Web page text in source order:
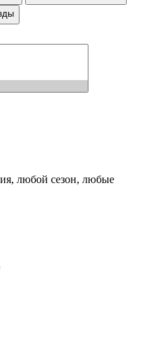
любой сезон, любые